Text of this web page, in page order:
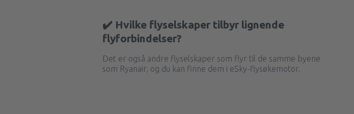
✔️ Hvilke flyselskaper tilbyr lignende
flyforbindelser?
Det er også andre flyselskaper som flyr til de samme byene
som Ryanair, og du kan finne dem i eSky-flysøkemotor.